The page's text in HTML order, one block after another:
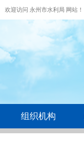
欢迎访问 永州市水利局 网站！
组织机构